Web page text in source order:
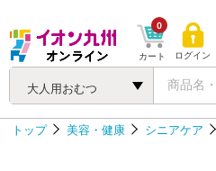
大人用おむつ
カート
0
ログイン
トップ 美容・健康 シニアケア